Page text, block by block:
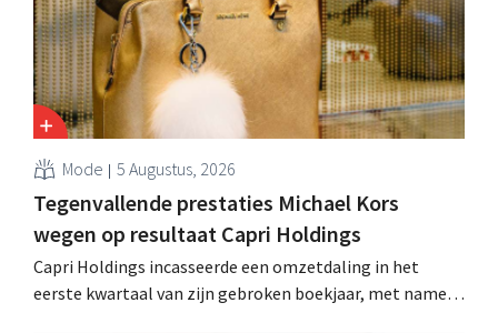
Mode 5 Augustus, 2026
Tegenvallende prestaties Michael Kors
wegen op resultaat Capri Holdings
Capri Holdings incasseerde een omzetdaling in het
eerste kwartaal van zijn gebroken boekjaar, met name